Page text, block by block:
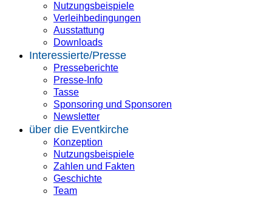
Nutzungsbeispiele
Verleihbedingungen
Ausstattung
Downloads
Interessierte/Presse
Presseberichte
Presse-Info
Tasse
Sponsoring und Sponsoren
Newsletter
über die Eventkirche
Konzeption
Nutzungsbeispiele
Zahlen und Fakten
Geschichte
Team